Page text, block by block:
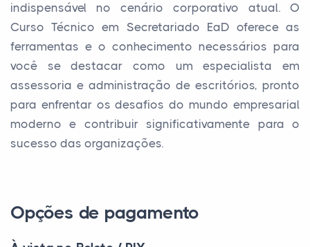
indispensável no cenário corporativo atual. O
Curso Técnico em Secretariado EaD oferece as
ferramentas e o conhecimento necessários para
você se destacar como um especialista em
assessoria e administração de escritórios, pronto
para enfrentar os desafios do mundo empresarial
moderno e contribuir significativamente para o
sucesso das organizações.
Opções de pagamento